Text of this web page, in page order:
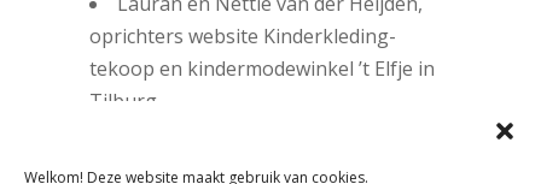
Welkom! Deze website maakt gebruik van cookies.
oprichters website Kinderkleding-
tekoop en kindermodewinkel ’t Elfje in
Tilburg
kinderschoenenwinkel Piccolino in Den